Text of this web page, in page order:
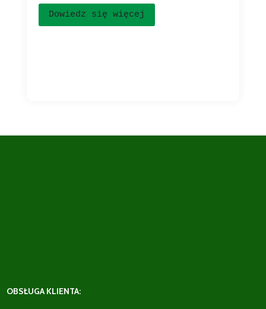
Dowiedz się więcej
OBSŁUGA KLIENTA: